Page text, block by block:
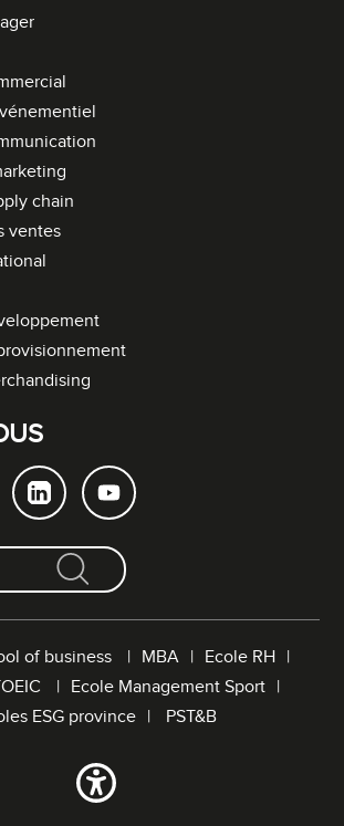
chain
ventes
of business MBA
Ecole RH
Ecole Management Sport
ESG province
PST&B